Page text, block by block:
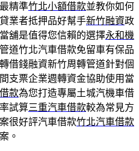
精準竹北小額借款並教你如何
業者抵押品好幫手新竹融資政
舖是值得您信賴的選擇永和機
道竹北汽車借款免留車有保品
借錢融資新竹周轉管道針對個
支票企業週轉資金協助使用當
款為您打造專屬土城汽機車借
試算三重汽車借款較為常見方
很好評汽車借款竹北汽車借款
。